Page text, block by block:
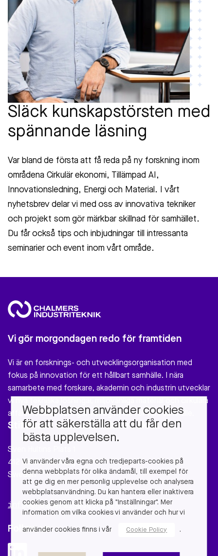
Släck kunskapstörsten med
spännande läsning
Var bland de första att få reda på ny forskning inom
områdena Cirkulär ekonomi, Tillämpad AI,
Innovationsledning, Energi och Material. I vårt
nyhetsbrev delar vi med oss av innovativa tekniker
och projekt som gör märkbar skillnad för samhället.
Du får också tips och inbjudningar till intressanta
seminarier och event inom vårt område.
Vi gör morgondagen redo för framtiden
Vi är en forsknings- och utvecklingsorganisation med
fokus på innovation för ett hållbart samhälle. I nära
samarbete med forskare, akademin och industrin utvecklar
vi nya tekniska lösningar, miljövänliga material och cirkulära
affärsmodeller som gör verklig nytta för vårt samhälle.
Stiftelsen Chalmers Industriteknik
Sven Hultins Plats 1
412 58 Gothenburg
Sweden
info@chalmersindustriteknik.se
Follow us
Webbplatsen använder cookies
för att säkerställa att du får den
bästa upplevelsen.
Vi använder våra egna och tredjeparts-cookies på
denna webbplats för olika ändamål, till exempel för
att ge dig en mer personlig upplevelse och analysera
webbplatsanvändning. Du kan hantera eller inaktivera
cookies genom att klicka på "Inställningar". Mer
information om vilka cookies vi använder och hur vi
använder cookies finns i vår Cookie Policy .